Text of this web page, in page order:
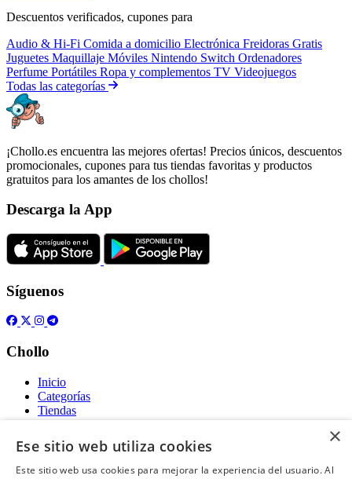
Descuentos verificados, cupones para
Audio & Hi-Fi Comida a domicilio Electrónica Freidoras Gratis
Juguetes Maquillaje Móviles Nintendo Switch Ordenadores
Perfume Portátiles Ropa y complementos TV Videojuegos
Todas las categorías
¡Chollo.es encuentra las mejores ofertas! Precios únicos, descuentos
promocionales, cupones para tus tiendas favoritas y productos
gratuitos para los amantes de los chollos!
Descarga la App
Síguenos
Chollo
Inicio
Categorías
Tiendas
Gratis
Acerca de
×
Ese sitio web utiliza cookies
Este sitio web usa cookies para mejorar la experiencia del usuario. Al